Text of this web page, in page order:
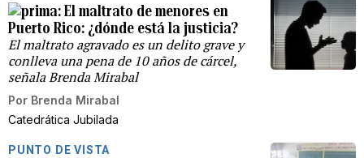
El maltrato de menores en
Puerto Rico: ¿dónde está la justicia?
El maltrato agravado es un delito grave y
conlleva una pena de 10 años de cárcel,
señala Brenda Mirabal
Por Brenda Mirabal
Catedrática Jubilada
PUNTO DE VISTA